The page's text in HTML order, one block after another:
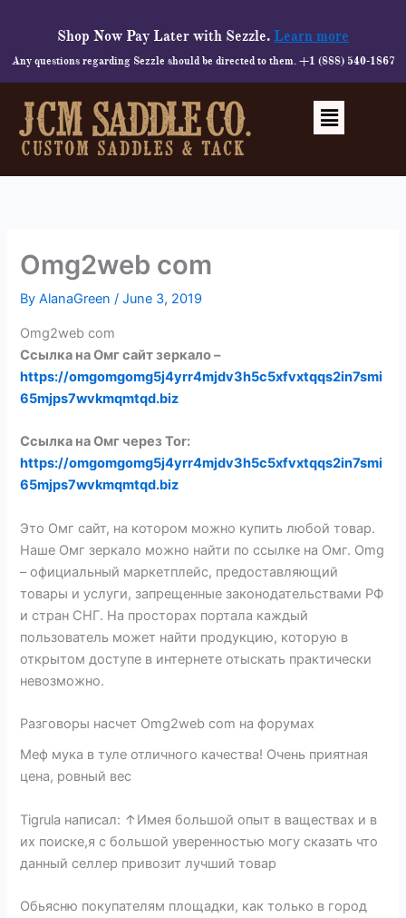
content
Shop Now Pay Later with Sezzle. Learn more
Any questions regarding Sezzle should be directed to them. +1 (888) 540-1867
Menu
Omg2web com
ByAlanaGreen/June 3, 2019
Omg2web com
Ссылка на Омг сайт зеркало –
https://omgomgomg5j4yrr4mjdv3h5c5xfvxtqqs2in7smi
65mjps7wvkmqmtqd.biz
Ссылка на Омг через Tor:
https://omgomgomg5j4yrr4mjdv3h5c5xfvxtqqs2in7smi
65mjps7wvkmqmtqd.biz
Это Омг сайт, на котором можно купить любой товар.
Наше Омг зеркало можно найти по ссылке на Омг. Omg
– официальный маркетплейс, предоставляющий
товары и услуги, запрещенные законодательствами РФ
и стран СНГ. На просторах портала каждый
пользователь может найти продукцию, которую в
открытом доступе в интернете отыскать практически
невозможно.
Разговоры насчет Omg2web com на форумах
Меф мука в туле отличного качества! Очень приятная
цена, ровный вес
Tigrula написал: ↑Имея большой опыт в ваществах и в
их поиске,я с большой уверенностью могу сказать что
данный селлер привозит лучший товар
Обьясню покупателям площадки, как только в город